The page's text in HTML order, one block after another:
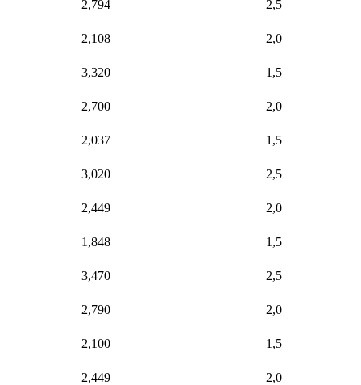
2,794 2,5
2,108 2,0
3,320 1,5
2,700 2,0
2,037 1,5
3,020 2,5
2,449 2,0
1,848 1,5
3,470 2,5
2,790 2,0
2,100 1,5
2,449 2,0